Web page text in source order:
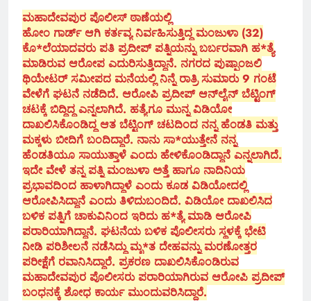
ಮಹಾದೇವಪುರ ಪೊಲೀಸ್ ಠಾಣೆಯಲ್ಲಿ
ಹೋಂ ಗಾರ್ಡ್ ಆಗಿ ಕರ್ತವ್ಯ ನಿರ್ವಹಿಸುತ್ತಿದ್ದ ಮಂಜುಳಾ (32)
ಕೊ*ಲೆಯಾದವರು ಪತಿ ಪ್ರದೀಪ್ ಪತ್ನಿಯನ್ನು ಬರ್ಬರವಾಗಿ ಹ*ತ್ಯೆ
ಮಾಡಿರುವ ಆರೋಪ ಎದುರಿಸುತ್ತಿದ್ದಾನೆ. ನಗರದ ಪುಷ್ಪಾಂಜಲಿ
ಥಿಯೇಟರ್ ಸಮೀಪದ ಮನೆಯಲ್ಲಿ ನಿನ್ನೆ ರಾತ್ರಿ ಸುಮಾರು 9 ಗಂಟೆ
ವೇಳೆಗೆ ಘಟನೆ ನಡೆದಿದೆ. ಆರೋಪಿ ಪ್ರದೀಪ್ ಆನ್‌ಲೈನ್ ಬೆಟ್ಟಿಂಗ್
ಚಟಕ್ಕೆ ಬಿದ್ದಿದ್ದ ಎನ್ನಲಾಗಿದೆ. ಹತ್ಯೆಗೂ ಮುನ್ನ ವಿಡಿಯೋ
ದಾಖಲಿಸಿಕೊಂಡಿದ್ದ ಆತ ಬೆಟ್ಟಿಂಗ್ ಚಟದಿಂದ ನನ್ನ ಹೆಂಡತಿ ಮತ್ತು
ಮಕ್ಕಳು ಬೀದಿಗೆ ಬಂದಿದ್ದಾರೆ. ನಾನು ಸಾ*ಯುತ್ತೇನೆ ನನ್ನ
ಹೆಂಡತಿಯೂ ಸಾಯುತ್ತಾಳೆ ಎಂದು ಹೇಳಿಕೊಂಡಿದ್ದಾನೆ ಎನ್ನಲಾಗಿದೆ.
ಇದೇ ವೇಳೆ ತನ್ನ ಪತ್ನಿ ಮಂಜುಳಾ ಅತ್ತೆ ಹಾಗೂ ನಾದಿನಿಯ
ಪ್ರಭಾವದಿಂದ ಹಾಳಾಗಿದ್ದಾಳೆ ಎಂದು ಕೂಡ ವಿಡಿಯೋದಲ್ಲಿ
ಆರೋಪಿಸಿದ್ದಾನೆ ಎಂದು ತಿಳಿದುಬಂದಿದೆ. ವಿಡಿಯೋ ದಾಖಲಿಸಿದ
ಬಳಿಕ ಪತ್ನಿಗೆ ಚಾಕುವಿನಿಂದ ಇರಿದು ಹ*ತ್ಯೆ ಮಾಡಿ ಆರೋಪಿ
ಪರಾರಿಯಾಗಿದ್ದಾನೆ. ಘಟನೆಯ ಬಳಿಕ ಪೊಲೀಸರು ಸ್ಥಳಕ್ಕೆ ಭೇಟಿ
ನೀಡಿ ಪರಿಶೀಲನೆ ನಡೆಸಿದ್ದು ಮೃ*ತ ದೇಹವನ್ನು ಮರಣೋತ್ತರ
ಪರೀಕ್ಷೆಗೆ ರವಾನಿಸಿದ್ದಾರೆ. ಪ್ರಕರಣ ದಾಖಲಿಸಿಕೊಂಡಿರುವ
ಮಹಾದೇವಪುರ ಪೊಲೀಸರು ಪರಾರಿಯಾಗಿರುವ ಆರೋಪಿ ಪ್ರದೀಪ್
ಬಂಧನಕ್ಕೆ ಶೋಧ ಕಾರ್ಯ ಮುಂದುವರಿಸಿದ್ದಾರೆ.